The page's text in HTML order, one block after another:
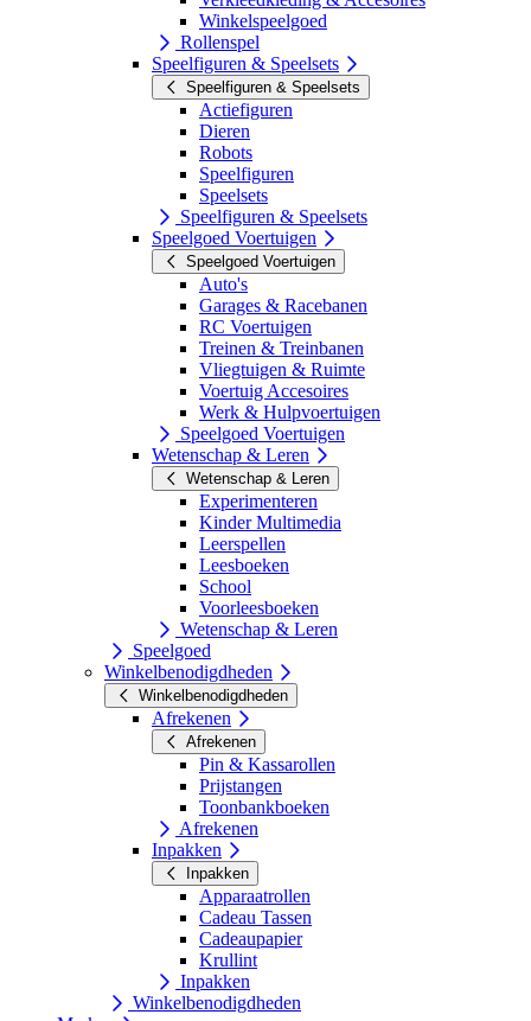
Winkelspeelgoed
Rollenspel
Speelfiguren & Speelsets
Speelfiguren & Speelsets
Actiefiguren
Dieren
Robots
Speelfiguren
Speelsets
Speelfiguren & Speelsets
Speelgoed Voertuigen
Speelgoed Voertuigen
Auto's
Garages & Racebanen
RC Voertuigen
Treinen & Treinbanen
Vliegtuigen & Ruimte
Voertuig Accesoires
Werk & Hulpvoertuigen
Speelgoed Voertuigen
Wetenschap & Leren
Wetenschap & Leren
Experimenteren
Kinder Multimedia
Leerspellen
Leesboeken
School
Voorleesboeken
Wetenschap & Leren
Speelgoed
Winkelbenodigdheden
Winkelbenodigdheden
Afrekenen
Afrekenen
Pin & Kassarollen
Prijstangen
Toonbankboeken
Afrekenen
Inpakken
Inpakken
Apparaatrollen
Cadeau Tassen
Cadeaupapier
Krullint
Inpakken
Winkelbenodigdheden